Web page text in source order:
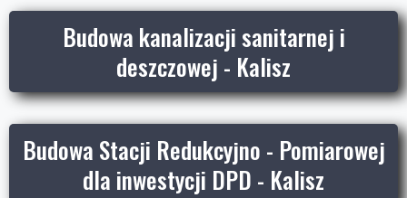
Budowa kanalizacji sanitarnej i
deszczowej - Kalisz
Budowa Stacji Redukcyjno - Pomiarowej
dla inwestycji DPD - Kalisz